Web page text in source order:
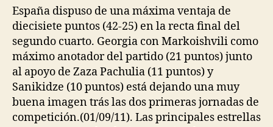
entrada
entrada
España dispuso de una máxima ventaja de
diecisiete puntos (42-25) en la recta final del
segundo cuarto. Georgia con Markoishvili como
máximo anotador del partido (21 puntos) junto
al apoyo de Zaza Pachulia (11 puntos) y
Sanikidze (10 puntos) está dejando una muy
buena imagen trás las dos primeras jornadas de
competición.(01/09/11). Las principales estrellas